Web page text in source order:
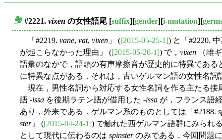
#2221. vixen の女性語尾 [suffix][gender][i-mutation][
「#2219. vane, vat, vixen 」 ([2015-05-25-1]) と「#2220.
が起こらなかった理由」 ([2015-05-26-1]) で， vixen （雌
語彙のなかで，語頭の有声摩擦音が歴史的に特異であ
に特異な点がある．それは，古いゲルマン語の女性名詞
現在，男性名詞から対応する女性名詞を作る主たる接
語 -issa を後期ラテン語が借用した -issa が，フランス語
あり，外来である．ゲルマン系のものとしては「#2188.
ster」 ([2015-04-24-1]) で触れた西ゲルマン語群にみられ
として現代に伝わるのは spinsterのみである．今回問題